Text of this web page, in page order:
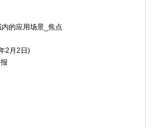
的应用场景_焦点
2月2日)